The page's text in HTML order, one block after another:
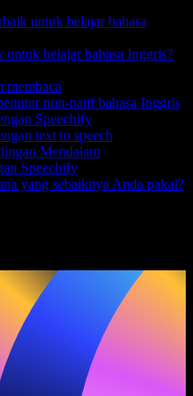
untuk belajar bahasa
belajar bahasa Inggris?
membaca
non-natif bahasa Inggris
Speechify
text to speech
Mendalam
Speechify
yang sebaiknya Anda pakai?